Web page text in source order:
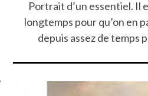
SUIVEZ-NOUS
Portrait d’un essentiel. Il
longtemps pour qu’on en
depuis assez de temps